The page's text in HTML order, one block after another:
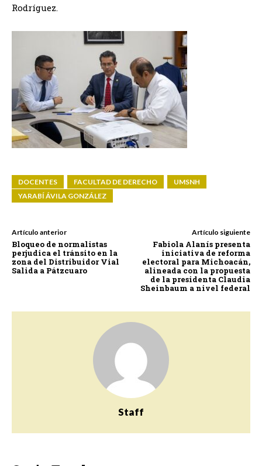
Rodríguez.
DOCENTES FACULTAD DE DERECHO
UMSNH
YARABÍ ÁVILA GONZÁLEZ
Artículo anterior
Bloqueo de normalistas
perjudica el tránsito en la
zona del Distribuidor Vial
Salida a Pátzcuaro
Artículo siguiente
Fabiola Alanís presenta
iniciativa de reforma
electoral para Michoacán,
alineada con la propuesta
de la presidenta Claudia
Sheinbaum a nivel federal
Staff